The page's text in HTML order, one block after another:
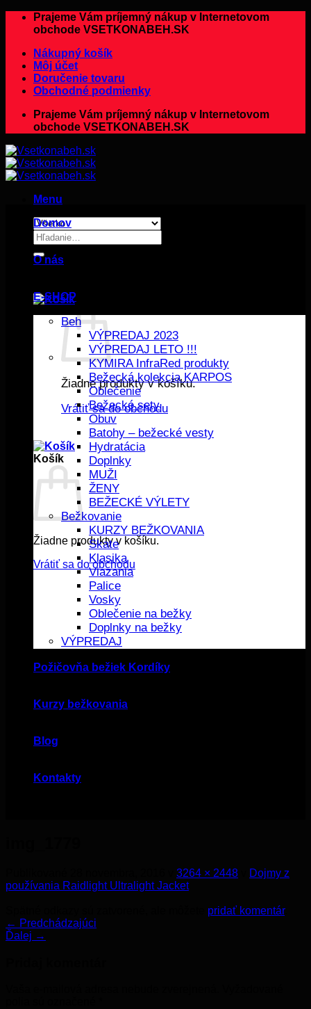
PreskočiťPrajeme Vám príjemný nákup v Internetovom
obchode VSETKONABEH.SK
Nákupný košík
Môj účet
Doručenie tovaru
Obchodné podmienky
Prajeme Vám príjemný nákup v Internetovom
obchode VSETKONABEH.SK
Menu
Hľadať:
Žiadne produkty v košíku.
Vrátiť sa do obchodu
Košík
Žiadne produkty v košíku.
Vrátiť sa do obchodu
Domov
O nás
E-SHOP
Beh
VÝPREDAJ 2023
VÝPREDAJ LETO !!!
KYMIRA InfraRed produkty
Bežecká kolekcia KARPOS
Oblečenie
Bežecké sety
Obuv
Batohy – bežecké vesty
Hydratácia
Doplnky
MUŽI
ŽENY
BEŽECKÉ VÝLETY
Bežkovanie
KURZY BEŽKOVANIA
Skate
Klasika
Viazania
Palice
Vosky
Oblečenie na bežky
Doplnky na bežky
VÝPREDAJ
Požičovňa bežiek Kordíky
Kurzy bežkovania
Blog
Kontakty
3264 × 2448
Dojmy z
používania Raidlight Ultralight Jacket
pridať komentár.
← Predchádzajúci
Ďalej →